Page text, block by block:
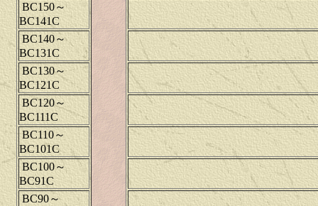
BC150～
BC141C
BC140～
BC131C
BC130～
BC121C
BC120～
BC111C
BC110～
BC101C
BC100～
BC91C
BC90～